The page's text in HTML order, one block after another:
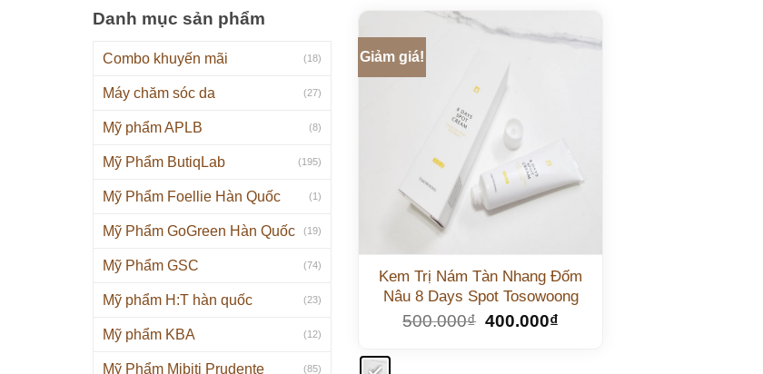
Danh mục sản phẩm
Combo khuyến mãi (18)
Máy chăm sóc da (27)
Mỹ phẩm APLB (8)
Mỹ Phẩm ButiqLab (195)
Mỹ Phẩm Foellie Hàn Quốc (1)
Mỹ Phẩm GoGreen Hàn Quốc (19)
Mỹ Phẩm GSC (74)
Mỹ phẩm H:T hàn quốc (23)
Mỹ phẩm KBA (12)
Mỹ Phẩm Mibiti Prudente (85)
Giảm giá!
Kem Trị Nám Tàn Nhang Đốm
Nâu 8 Days Spot Tosowoong
500.000₫ 400.000₫